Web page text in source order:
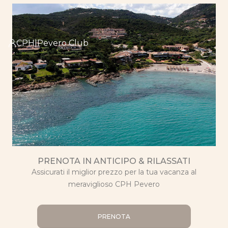
PRENOTA IN ANTICIPO & RILASSATI
Assicurati il miglior prezzo per la tua vacanza al
meraviglioso CPH Pevero
PRENOTA
CPH|Pevero Club